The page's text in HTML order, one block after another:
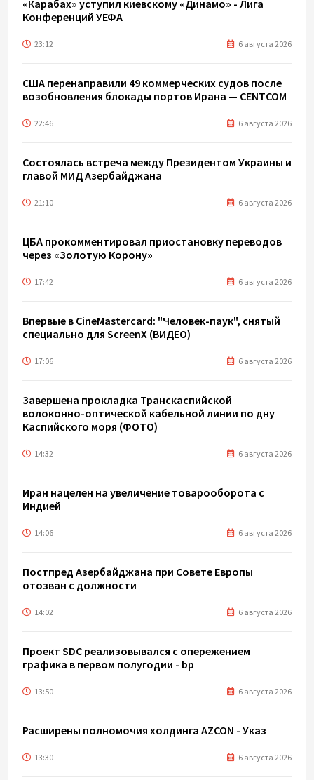
«Карабах» уступил киевскому «Динамо» - Лига
Конференций УЕФА
23:12 6 августа 2026
США перенаправили 49 коммерческих судов после
возобновления блокады портов Ирана — CENTCOM
22:46 6 августа 2026
Состоялась встреча между Президентом Украины и
главой МИД Азербайджана
21:10 6 августа 2026
ЦБА прокомментировал приостановку переводов
через «Золотую Корону»
17:42 6 августа 2026
Впервые в CineMastercard: "Человек-паук", снятый
специально для ScreenX (ВИДЕО)
17:06 6 августа 2026
Завершена прокладка Транскаспийской
волоконно-оптической кабельной линии по дну
Каспийского моря (ФОТО)
14:32 6 августа 2026
Иран нацелен на увеличение товарооборота с
Индией
14:06 6 августа 2026
Постпред Азербайджана при Совете Европы
отозван с должности
14:02 6 августа 2026
Проект SDC реализовывался с опережением
графика в первом полугодии - bp
13:50 6 августа 2026
Расширены полномочия холдинга AZCON - Указ
13:30 6 августа 2026